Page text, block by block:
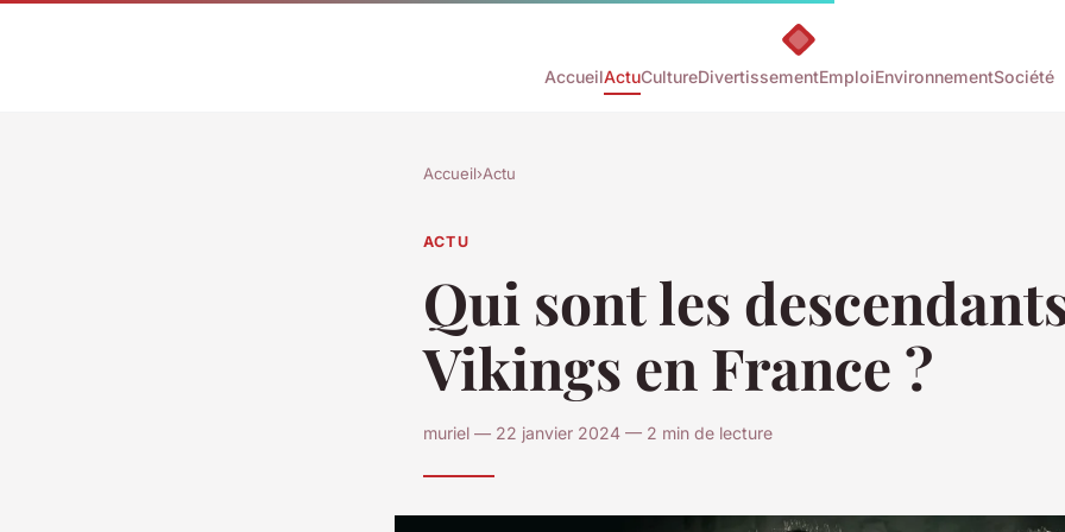
AccueilActuCultureDivertissementEmploiEnvironnementSociété
Accueil›Actu
ACTU
Qui sont les
Vikings en France ?
muriel — 22 janvier 2024 — 2 min de lecture